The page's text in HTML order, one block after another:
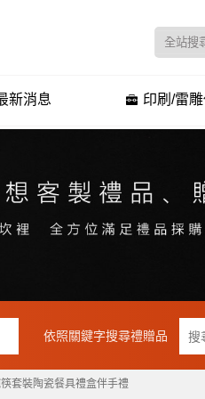
新消息 印刷/雷
依照關鍵字搜尋禮贈品
套裝陶瓷餐具禮盒伴手禮